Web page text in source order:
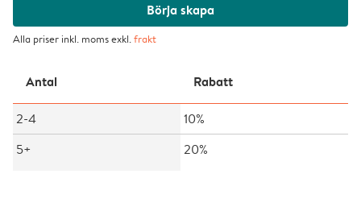
Börja skapa
Alla priser inkl. moms exkl.frakt
Antal Rabatt
2-4
10%
5+
20%